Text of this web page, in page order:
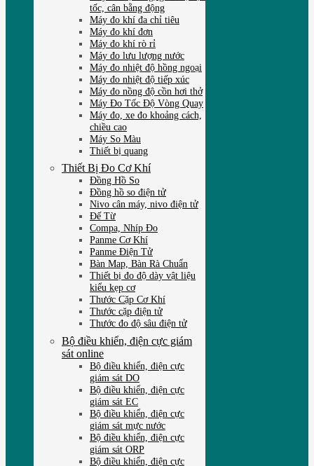
tốc, cân bằng động
Máy đo khí đa chỉ tiêu
Máy đo khí đơn
Máy đo khí rò rỉ
Máy đo lưu lượng nước
Máy đo nhiệt độ hồng ngoại
Máy đo nhiệt độ tiếp xúc
Máy đo nồng độ cồn hơi thở
Máy Đo Tốc Độ Vòng Quay
Máy đo, xe đo khoảng cách,
chiều cao
Máy So Màu
Thiết bị quang
Thiết Bị Đo Cơ Khí
Đồng Hồ So
Đồng hồ so điện tử
Nivo cân máy, nivo điện tử
Đế Từ
Compa, Nhíp Đo
Panme Cơ Khí
Panme Điện Tử
Bàn Map, Bàn Rà Chuẩn
Thiết bị đo độ dày vật liệu
kiểu kẹp cơ
Thước Cặp Cơ Khí
Thước cặp điện tử
Thước đo độ sâu điện tử
Bộ điều khiển, điện cực giám
sát online
Bộ điều khiển, điện cực
giám sát DO
Bộ điều khiển, điện cực
giám sát EC
Bộ điều khiển, điện cực
giám sát mực nước
Bộ điều khiển, điện cực
giám sát ORP
Bộ điều khiển, điện cực